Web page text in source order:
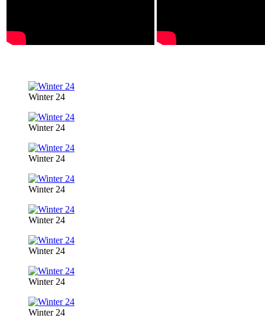
Winter 24
Winter 24
Winter 24
Winter 24
Winter 24
Winter 24
Winter 24
Winter 24